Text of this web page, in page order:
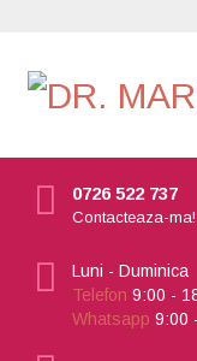
0726 522 737
Contacteaza-ma!
Luni - Duminica
Telefon 9:00 -
Whatsapp 9:00